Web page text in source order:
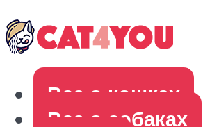
Все о кошках
Все о собаках